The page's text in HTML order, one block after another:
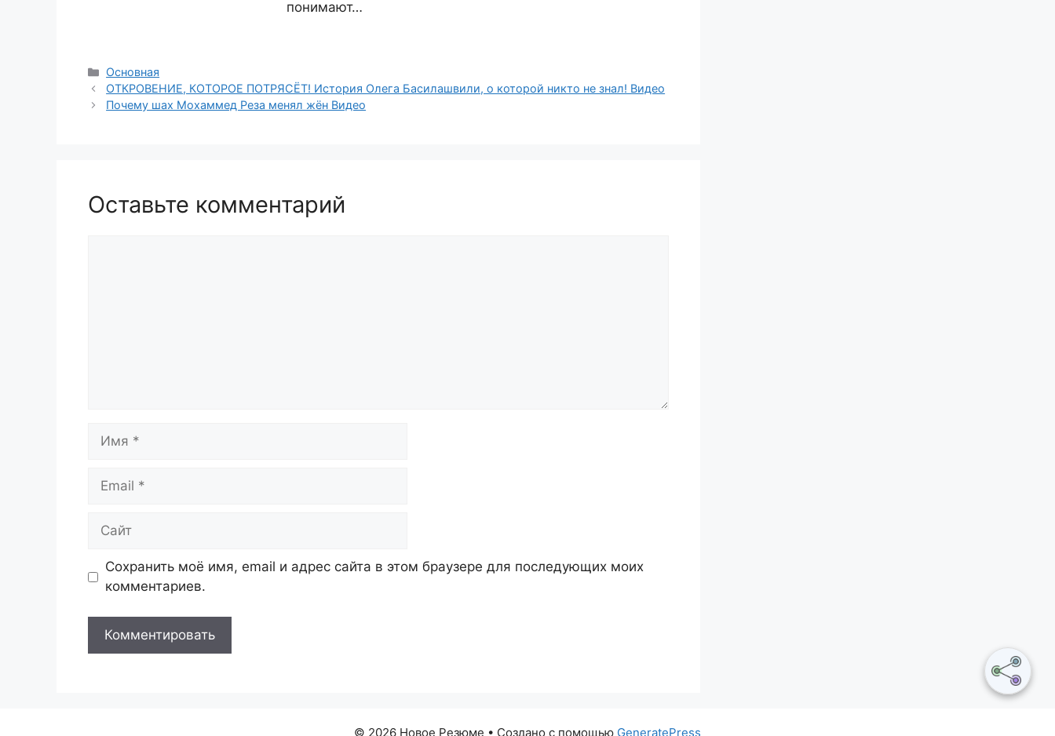
понимают…
Рубрики
Основная
ОТКРОВЕНИЕ, КОТОРОЕ ПОТРЯСЁТ! История Олега Басилашвили, о которой никто не знал! Видео
Почему шах Мохаммед Реза менял жён Видео
Оставьте комментарий
Имя
Email
Сайт
Сохранить моё имя, email и адрес сайта в этом браузере для последующих моих
комментариев.
© 2026 Новое Резюме • Создано с помощью GeneratePress